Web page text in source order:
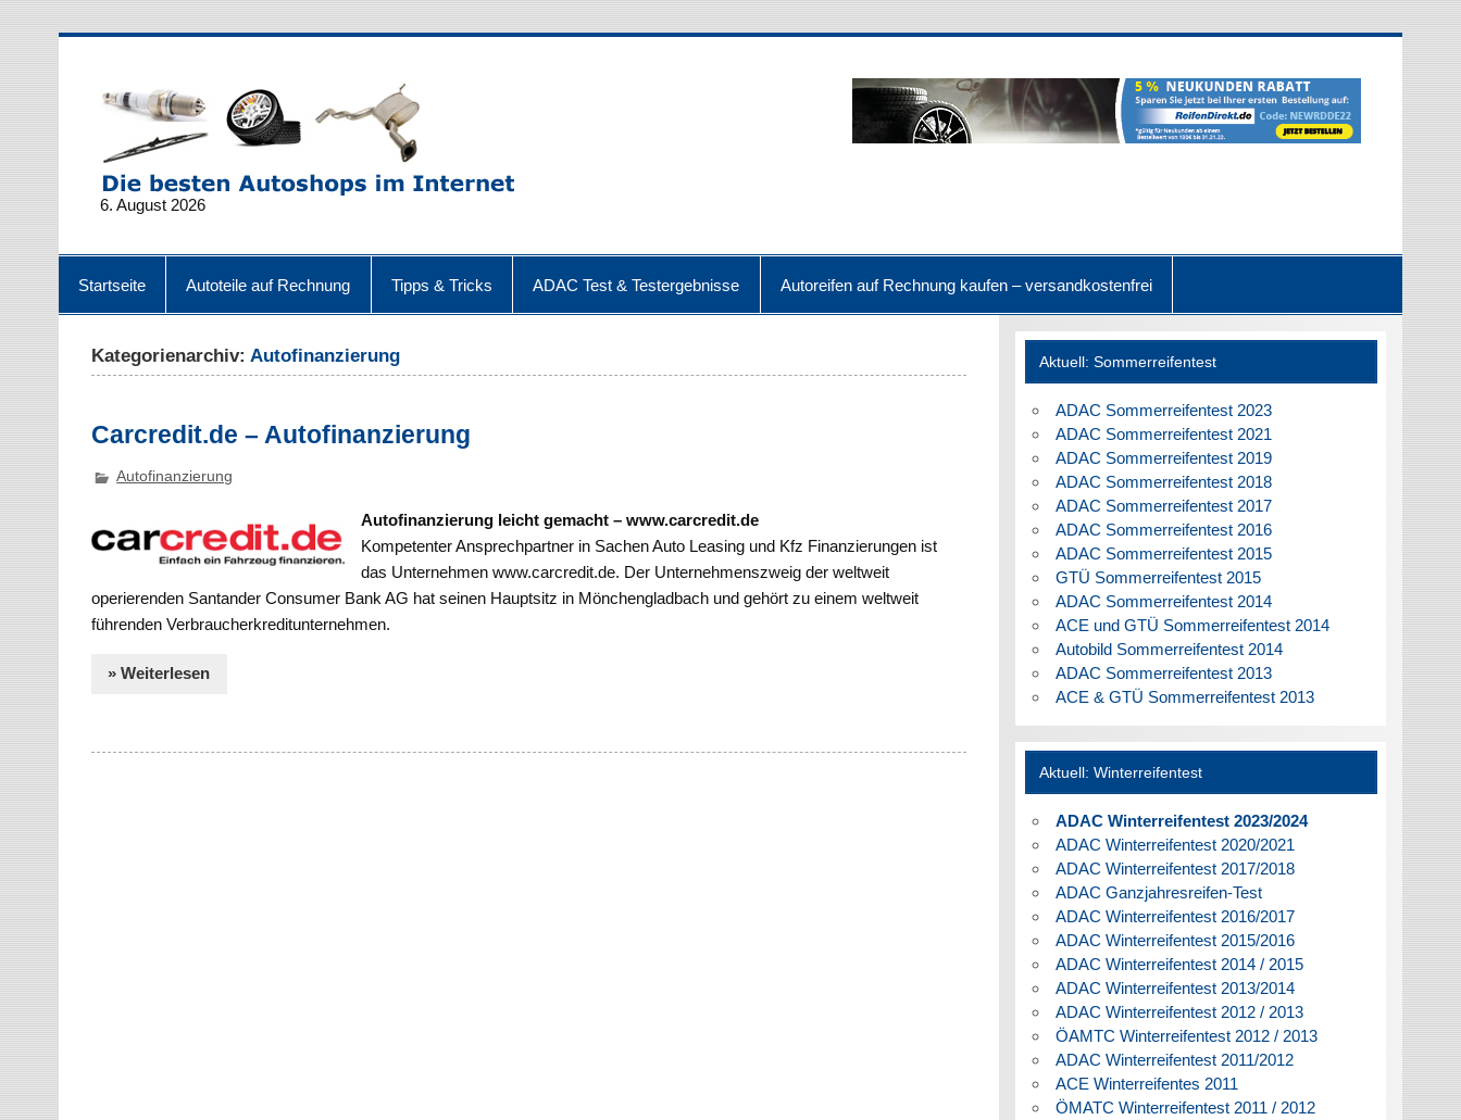
6. August 2026
Startseite Autoteile auf Rechnung Tipps & Tricks ADAC Test & Testergebnisse Autoreifen auf Rechnung kaufen – versandkostenfrei
Kategorienarchiv:Autofinanzierung
Carcredit.de – Autofinanzierung
Autofinanzierung
Autofinanzierung leicht gemacht – www.carcredit.de
Kompetenter Ansprechpartner in Sachen Auto Leasing und Kfz Finanzierungen ist
das Unternehmen www.carcredit.de. Der Unternehmenszweig der weltweit
operierenden Santander Consumer Bank AG hat seinen Hauptsitz in Mönchengladbach und gehört zu einem weltweit
führenden Verbraucherkreditunternehmen.
» Weiterlesen
Aktuell: Sommerreifentest
ADAC Sommerreifentest 2023
ADAC Sommerreifentest 2021
ADAC Sommerreifentest 2019
ADAC Sommerreifentest 2018
ADAC Sommerreifentest 2017
ADAC Sommerreifentest 2016
ADAC Sommerreifentest 2015
GTÜ Sommerreifentest 2015
ADAC Sommerreifentest 2014
ACE und GTÜ Sommerreifentest 2014
Autobild Sommerreifentest 2014
ADAC Sommerreifentest 2013
ACE & GTÜ Sommerreifentest 2013
Aktuell: Winterreifentest
ADAC Winterreifentest 2023/2024
ADAC Winterreifentest 2020/2021
ADAC Winterreifentest 2017/2018
ADAC Ganzjahresreifen-Test
ADAC Winterreifentest 2016/2017
ADAC Winterreifentest 2015/2016
ADAC Winterreifentest 2014 / 2015
ADAC Winterreifentest 2013/2014
ADAC Winterreifentest 2012 / 2013
ÖAMTC Winterreifentest 2012 / 2013
ADAC Winterreifentest 2011/2012
ACE Winterreifentes 2011
ÖMATC Winterreifentest 2011 / 2012